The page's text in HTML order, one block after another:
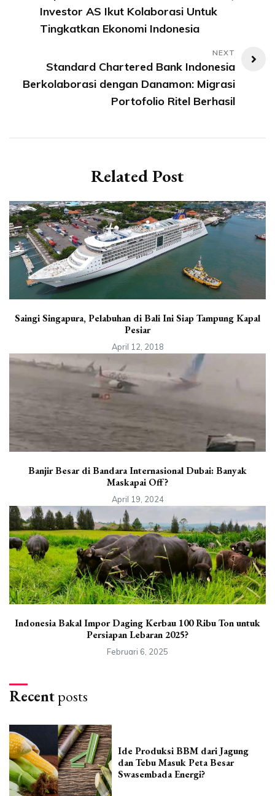
Investor AS Ikut Kolaborasi Untuk
Tingkatkan Ekonomi Indonesia
Standard Chartered Bank Indonesia
Berkolaborasi dengan Danamon: Migrasi
Portofolio Ritel Berhasil
Related Post
Saingi Singapura, Pelabuhan di Bali Ini Siap Tampung Kapal
Pesiar
April 12, 2018
Banjir Besar di Bandara Internasional Dubai: Banyak
Maskapai Off?
April 19, 2024
Indonesia Bakal Impor Daging Kerbau 100 Ribu Ton untuk
Persiapan Lebaran 2025?
Februari 6, 2025
Recentposts
Ide Produksi BBM dari Jagung
dan Tebu Masuk Peta Besar
Swasembada Energi?